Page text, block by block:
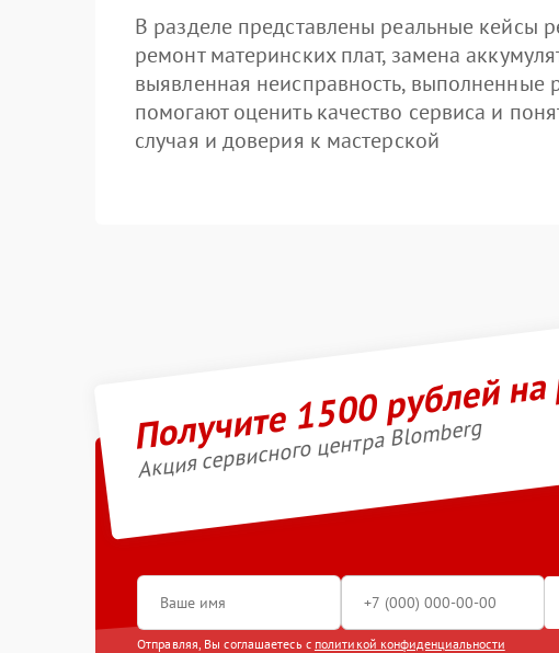
В разделе представлены реальные кейсы
ремонт материнских плат, замена
выявленная неисправность,
помогают оценить качество сервиса и
случая и доверия к мастерской
Получите 1500 рублей
Акция сервисного центра Blomberg
Отправляя, Вы соглашаетесь с политикой конфиденциальности